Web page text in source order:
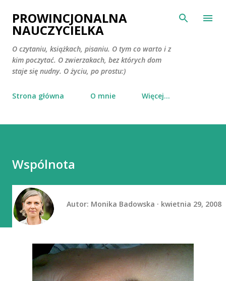
Przejdź do głównej zawartości
PROWINCJONALNA
NAUCZYCIELKA
O czytaniu, książkach, pisaniu. O tym co warto i z
kim poczytać. O zwierzakach, bez których dom
staje się nudny. O życiu, po prostu:)
Strona główna O mnie Więcej…
Wspólnota
Autor: Monika Badowska kwietnia 29, 2008